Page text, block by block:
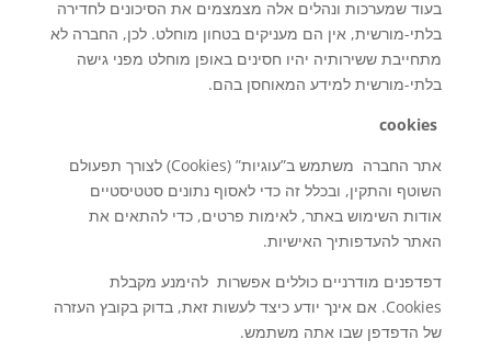
בעוד שמערכות ונהלים אלה מצמצמים את הסיכונים לחדירה
בלתי-מורשית, אין הם מעניקים בטחון מוחלט. לכן, החברה לא
מתחייבת ששירותיה יהיו חסינים באופן מוחלט מפני גישה
בלתי-מורשית למידע המאוחסן בהם.
cookies
אתר החברה משתמש ב”עוגיות” (Cookies) לצורך תפעולם
השוטף והתקין, ובכלל זה כדי לאסוף נתונים סטטיסטיים
אודות השימוש באתר, לאימות פרטים, כדי להתאים את
האתר להעדפותיך האישיות.
דפדפנים מודרניים כוללים אפשרות להימנע מקבלת
Cookies. אם אינך יודע כיצד לעשות זאת, בדוק בקובץ העזרה
של הדפדפן שבו אתה משתמש.